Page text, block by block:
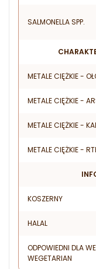
SALMONELLA SPP.
METALE CIĘŻKIE -
METALE CIĘŻKIE -
METALE CIĘŻKIE -
METALE CIĘŻKIE -
KOSZERNY
HALAL
ODPOWIEDNI DLA
WEGETARIAN